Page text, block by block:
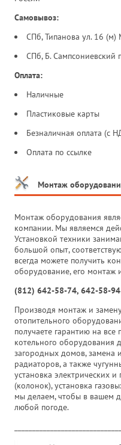
Самовывоз:
СПб, Типанова ул. 16 (м)
СПб, Б. Сампсониевский
Оплата:
Наличные
Пластиковые карты
Безналичная оплата (с
Оплата по ссылке
Монтаж
Монтаж оборудования
компании. Мы являемся
Установкой техники
большой опыт,
всегда можете получить
оборудование, его монтаж
(812) 642-58-74, 642-58-94
Производя монтаж и
отопительного
получаете гарантию на
котельного оборудования
загородных домов, замена
радиаторов, а также
установка электрических и
(колонок), установка
мы делаем, чтобы в вашем
любой погоде.